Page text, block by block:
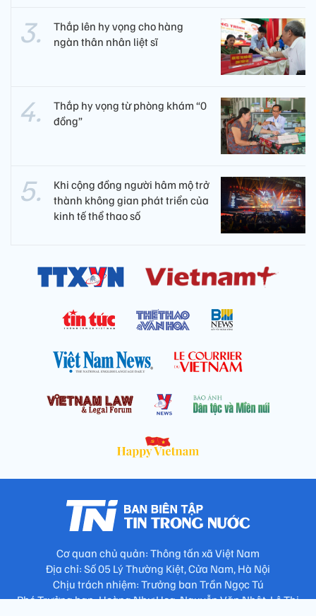
Thắp lên hy vọng cho hàng
ngàn thân nhân liệt sĩ
Thắp hy vọng từ phòng khám “0
đồng”
Khi cộng đồng người hâm mộ trở
thành không gian phát triển của
kinh tế thể thao số
Cơ quan chủ quản: Thông tấn xã Việt Nam
Địa chỉ: Số 05 Lý Thường Kiệt, Cửa Nam, Hà Nội
Chịu trách nhiệm: Trưởng ban Trần Ngọc Tú
Phó Trưởng ban: Hoàng Như Hoa, Nguyễn Văn Nhật, Lê Thị